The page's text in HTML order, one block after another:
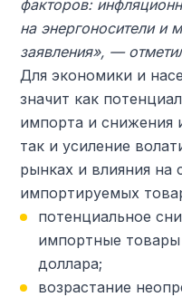
факторов:
на энергоносители и
заявления», —
Для экономики и
значит как
импорта и снижения
так и усиление
рынках и влияния на
импортируемых
потенциальное
импортные товары
доллара;
возрастание